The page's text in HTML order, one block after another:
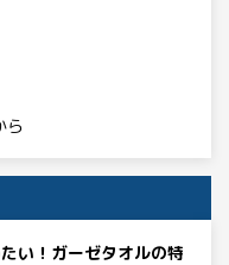
ら
い！ガーゼタオルの特